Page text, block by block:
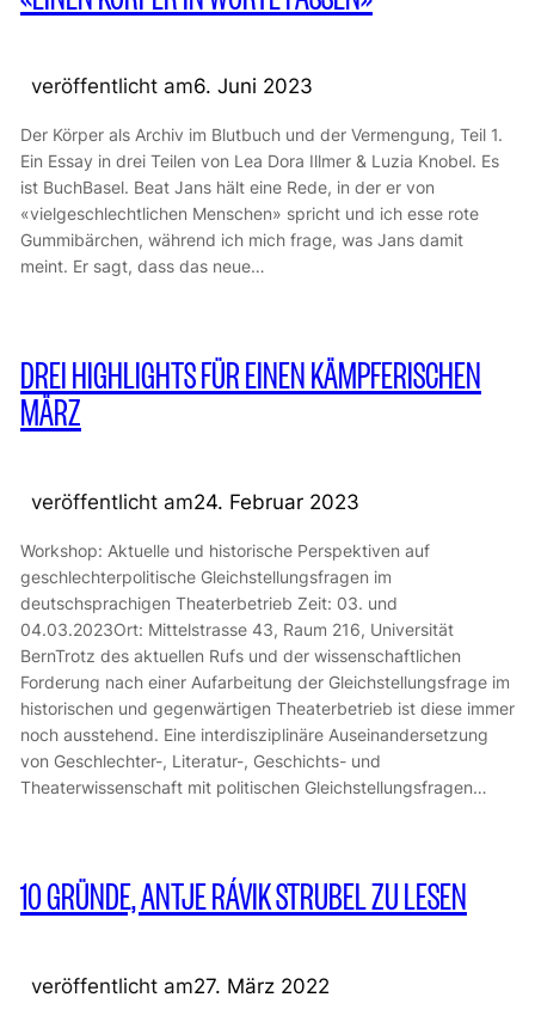
veröffentlicht am6. Juni 2023
Der Körper als Archiv im Blutbuch und der Vermengung, Teil 1.
Ein Essay in drei Teilen von Lea Dora Illmer & Luzia Knobel. Es
ist BuchBasel. Beat Jans hält eine Rede, in der er von
«vielgeschlechtlichen Menschen» spricht und ich esse rote
Gummibärchen, während ich mich frage, was Jans damit
meint. Er sagt, dass das neue…
DREI HIGHLIGHTS FÜR EINEN KÄMPFERISCHEN
MÄRZ
veröffentlicht am24. Februar 2023
Workshop: Aktuelle und historische Perspektiven auf
geschlechterpolitische Gleichstellungsfragen im
deutschsprachigen Theaterbetrieb Zeit: 03. und
04.03.2023Ort: Mittelstrasse 43, Raum 216, Universität
BernTrotz des aktuellen Rufs und der wissenschaftlichen
Forderung nach einer Aufarbeitung der Gleichstellungsfrage im
historischen und gegenwärtigen Theaterbetrieb ist diese immer
noch ausstehend. Eine interdisziplinäre Auseinandersetzung
von Geschlechter-, Literatur-, Geschichts- und
Theaterwissenschaft mit politischen Gleichstellungsfragen…
10 GRÜNDE, ANTJE RÁVIK STRUBEL ZU LESEN
veröffentlicht am27. März 2022